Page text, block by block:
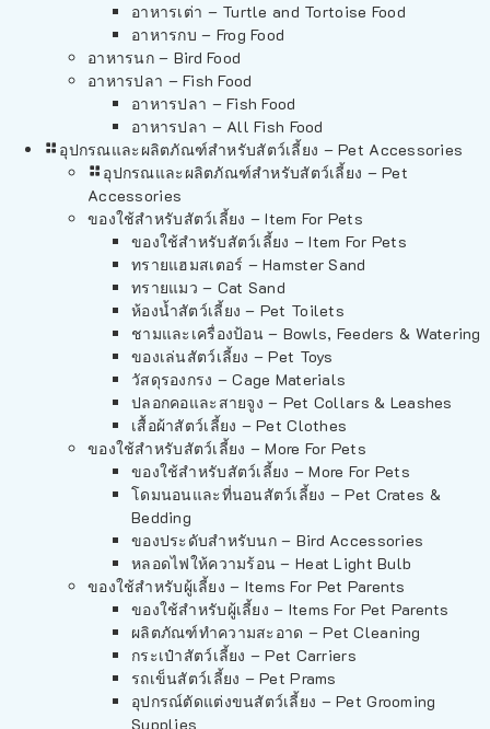
อาหารเต่า – Turtle and Tortoise Food
อาหารกบ – Frog Food
อาหารนก – Bird Food
อาหารปลา – Fish Food
อาหารปลา – Fish Food
อาหารปลา – All Fish Food
อุปกรณและผลิตภัณฑ์สำหรับสัตว์เลี้ยง – Pet Accessories
อุปกรณและผลิตภัณฑ์สำหรับสัตว์เลี้ยง – Pet
Accessories
ของใช้สำหรับสัตว์เลี้ยง – Item For Pets
ของใช้สำหรับสัตว์เลี้ยง – Item For Pets
ทรายแฮมสเตอร์ – Hamster Sand
ทรายแมว – Cat Sand
ห้องน้ำสัตว์เลี้ยง – Pet Toilets
ชามและเครื่องป้อน – Bowls, Feeders & Watering
ของเล่นสัตว์เลี้ยง – Pet Toys
วัสดุรองกรง – Cage Materials
ปลอกคอและสายจูง – Pet Collars & Leashes
เสื้อผ้าสัตว์เลี้ยง – Pet Clothes
ของใช้สำหรับสัตว์เลี้ยง – More For Pets
ของใช้สำหรับสัตว์เลี้ยง – More For Pets
โดมนอนและที่นอนสัตว์เลี้ยง – Pet Crates &
Bedding
ของประดับสำหรับนก – Bird Accessories
หลอดไฟให้ความร้อน – Heat Light Bulb
ของใช้สำหรับผู้เลี้ยง – Items For Pet Parents
ของใช้สำหรับผู้เลี้ยง – Items For Pet Parents
ผลิตภัณฑ์ทำความสะอาด – Pet Cleaning
กระเป๋าสัตว์เลี้ยง – Pet Carriers
รถเข็นสัตว์เลี้ยง – Pet Prams
อุปกรณ์ตัดแต่งขนสัตว์เลี้ยง – Pet Grooming
Supplies